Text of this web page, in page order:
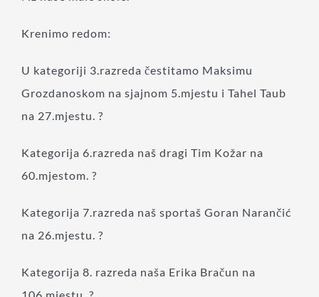
Krenimo redom:
U kategoriji 3.razreda čestitamo Maksimu
Grozdanoskom na sjajnom 5.mjestu i Tahel Taub
na 27.mjestu. ?
Kategorija 6.razreda naš dragi Tim Kožar na
60.mjestom. ?
Kategorija 7.razreda naš sportaš Goran Narančić
na 26.mjestu. ?
Kategorija 8. razreda naša Erika Bračun na
106.mjestu. ?